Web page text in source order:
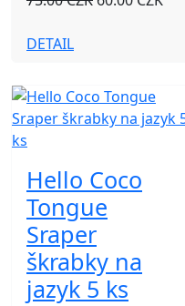
DETAIL
Hello Coco
Tongue
Sraper
škrabky na
jazyk 5 ks